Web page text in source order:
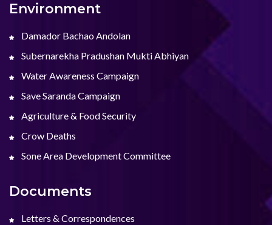
Environment
Damador Bachao Andolan
Subernarekha Pradushan Mukti Abhiyan
Water Awareness Campaign
Save Saranda Campaign
Agriculture & Food Security
Crow Deaths
Sone Area Development Committee
Documents
Letters & Correspondences